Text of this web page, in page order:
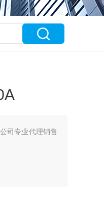
司专业代理销售